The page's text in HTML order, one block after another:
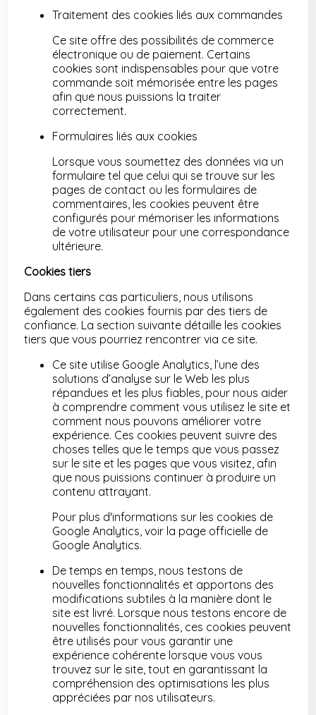
Traitement des cookies liés aux commandes
Ce site offre des possibilités de commerce
électronique ou de paiement. Certains
cookies sont indispensables pour que votre
commande soit mémorisée entre les pages
afin que nous puissions la traiter
correctement.
Formulaires liés aux cookies
Lorsque vous soumettez des données via un
formulaire tel que celui qui se trouve sur les
pages de contact ou les formulaires de
commentaires, les cookies peuvent être
configurés pour mémoriser les informations
de votre utilisateur pour une correspondance
ultérieure.
Cookies tiers
Dans certains cas particuliers, nous utilisons
également des cookies fournis par des tiers de
confiance. La section suivante détaille les cookies
tiers que vous pourriez rencontrer via ce site.
Ce site utilise Google Analytics, l’une des
solutions d’analyse sur le Web les plus
répandues et les plus fiables, pour nous aider
à comprendre comment vous utilisez le site et
comment nous pouvons améliorer votre
expérience. Ces cookies peuvent suivre des
choses telles que le temps que vous passez
sur le site et les pages que vous visitez, afin
que nous puissions continuer à produire un
contenu attrayant.
Pour plus d'informations sur les cookies de
Google Analytics, voir la page officielle de
Google Analytics.
De temps en temps, nous testons de
nouvelles fonctionnalités et apportons des
modifications subtiles à la manière dont le
site est livré. Lorsque nous testons encore de
nouvelles fonctionnalités, ces cookies peuvent
être utilisés pour vous garantir une
expérience cohérente lorsque vous vous
trouvez sur le site, tout en garantissant la
compréhension des optimisations les plus
appréciées par nos utilisateurs.